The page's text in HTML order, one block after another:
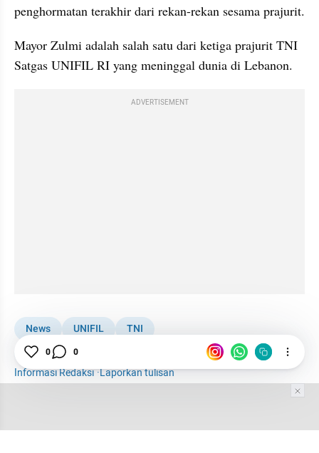
penghormatan terakhir dari rekan-rekan sesama prajurit.
Mayor Zulmi adalah salah satu dari ketiga prajurit TNI
Satgas UNIFIL RI yang meninggal dunia di Lebanon.
ADVERTISEMENT
News UNIFIL
TNI
Pasukan Perdamaian RI Gugur di Lebanon
Cimahi
Informasi Redaksi·Laporkan tulisan
0 0